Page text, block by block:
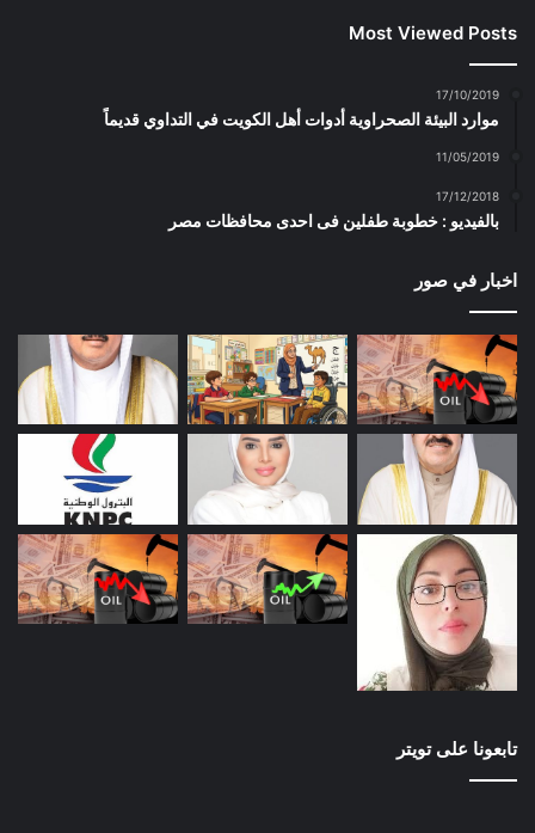
Most Viewed Posts
17/10/2019
موارد البيئة الصحراوية أدوات أهل الكويت في التداوي قديماً
11/05/2019
17/12/2018
بالفيديو : خطوبة طفلين فى احدى محافظات مصر
اخبار في صور
تابعونا على تويتر